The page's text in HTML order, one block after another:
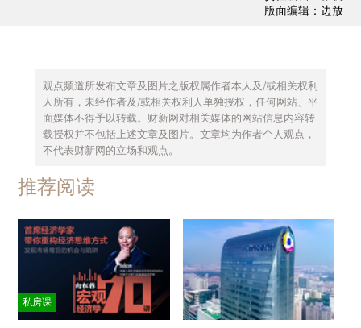
版面编辑：边放
观点频道所发布文章及图片之版权属作者本人及/或相关权利
人所有，未经作者及/或相关权利人单独授权，任何网站、平
面媒体不得予以转载。财新网对相关媒体的网站信息内容转
载授权并不包括上述文章及图片。文章均为作者个人观点，
不代表财新网的立场和观点。
推荐阅读
私房课